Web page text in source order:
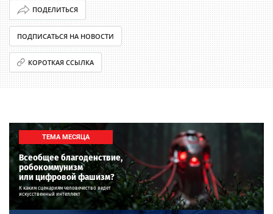
ПОДЕЛИТЬСЯ
ПОДПИСАТЬСЯ НА НОВОСТИ
КОРОТКАЯ ССЫЛКА
ТЕМА МЕСЯЦА
Всеобщее благоденствие,
робокоммунизм
или цифровой фашизм?
К каким сценариям человечество ведет
искусственный интеллект